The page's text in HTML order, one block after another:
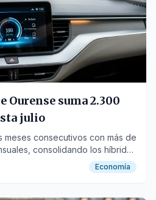
Ourense suma 2.300
julio
meses consecutivos con más de
consolidando los híbridos
Economía